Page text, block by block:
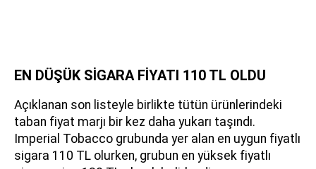
EN DÜŞÜK SİGARA FİYATI 110 TL OLDU
Açıklanan son listeyle birlikte tütün ürünlerindeki
taban fiyat marjı bir kez daha yukarı taşındı.
Imperial Tobacco grubunda yer alan en uygun fiyatlı
sigara 110 TL olurken, grubun en yüksek fiyatlı